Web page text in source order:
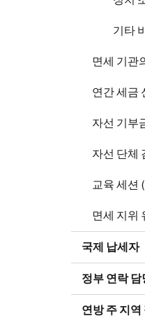
기타
면세 기관
연간 세금
자선 기부
자선 단체
교육 세션
면세 지위
국제 납세자
정부 연락
연방 주 지